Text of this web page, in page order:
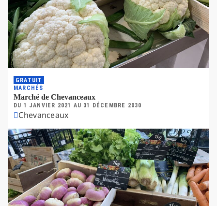
Marché de Chevanceaux
MARCHÉS
DU 1 JANVIER 2021 AU 31 DÉCEMBRE 2030
Chevanceaux
GRATUIT